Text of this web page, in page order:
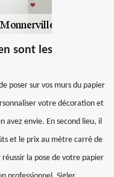
sont les
poser sur vos murs du papier
votre décoration et
avez envie. En second lieu, il
et le prix au mètre carré de
réussir la pose de votre papier